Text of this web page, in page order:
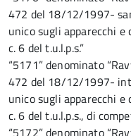
472 del 18/12/1997-
unico sugli apparecchi e
c. 6 del t.u.l.p.s.”
“5171” denominato
472 del 18/12/1997-
unico sugli apparecchi e
c. 6 del t.u.l.p.s., di
“5172” denominato